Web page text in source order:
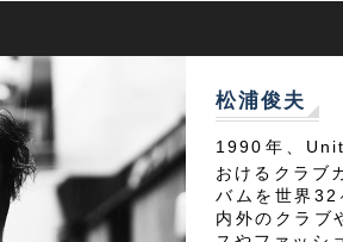
松浦俊夫
1990年、
おけるクラブ
バムを世界32
内外のクラブ